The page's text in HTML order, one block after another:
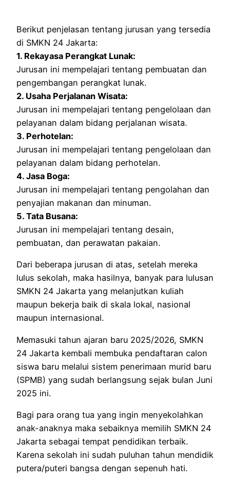
Berikut penjelasan tentang jurusan yang tersedia
di SMKN 24 Jakarta:
1. Rekayasa Perangkat Lunak:
Jurusan ini mempelajari tentang pembuatan dan
pengembangan perangkat lunak.
2. Usaha Perjalanan Wisata:
Jurusan ini mempelajari tentang pengelolaan dan
pelayanan dalam bidang perjalanan wisata.
3. Perhotelan:
Jurusan ini mempelajari tentang pengelolaan dan
pelayanan dalam bidang perhotelan.
4. Jasa Boga:
Jurusan ini mempelajari tentang pengolahan dan
penyajian makanan dan minuman.
5. Tata Busana:
Jurusan ini mempelajari tentang desain,
pembuatan, dan perawatan pakaian.
Dari beberapa jurusan di atas, setelah mereka
lulus sekolah, maka hasilnya, banyak para lulusan
SMKN 24 Jakarta yang melanjutkan kuliah
maupun bekerja baik di skala lokal, nasional
maupun internasional.
Memasuki tahun ajaran baru 2025/2026, SMKN
24 Jakarta kembali membuka pendaftaran calon
siswa baru melalui sistem penerimaan murid baru
(SPMB) yang sudah berlangsung sejak bulan Juni
2025 ini.
Bagi para orang tua yang ingin menyekolahkan
anak-anaknya maka sebaiknya memilih SMKN 24
Jakarta sebagai tempat pendidikan terbaik.
Karena sekolah ini sudah puluhan tahun mendidik
putera/puteri bangsa dengan sepenuh hati.